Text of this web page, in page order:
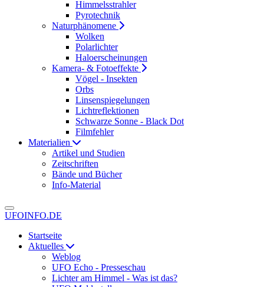
Himmelsstrahler
Pyrotechnik
Naturphänomene
Wolken
Polarlichter
Haloerscheinungen
Kamera- & Fotoeffekte
Vögel - Insekten
Orbs
Linsenspiegelungen
Lichtreflektionen
Schwarze Sonne - Black Dot
Filmfehler
Materialien
Artikel und Studien
Zeitschriften
Bände und Bücher
Info-Material
UFOINFO.DE
Startseite
Aktuelles
Weblog
UFO Echo - Presseschau
Lichter am Himmel - Was ist das?